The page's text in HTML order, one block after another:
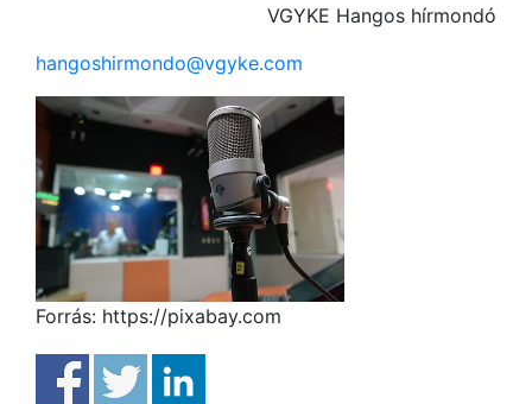
VGYKE Hangos hírmondó
hangoshirmondo@vgyke.com
Forrás: https://pixabay.com